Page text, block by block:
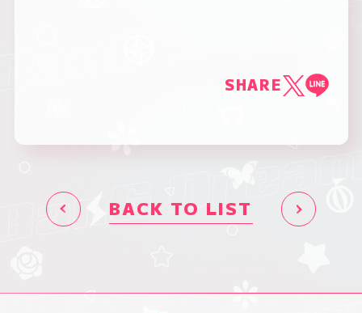
SHARE
BACK TO LIST